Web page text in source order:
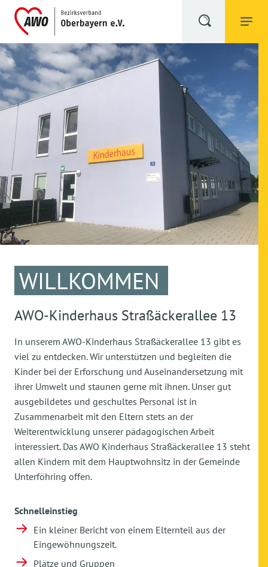
WILLKOMMEN
AWO-Kinderhaus Straßäckerallee 13
In unserem AWO-Kinderhaus Straßäckerallee 13 gibt es
viel zu entdecken. Wir unterstützen und begleiten die
Kinder bei der Erforschung und Auseinandersetzung mit
ihrer Umwelt und staunen gerne mit ihnen. Unser gut
ausgebildetes und geschultes Personal ist in
Zusammenarbeit mit den Eltern stets an der
Weiterentwicklung unserer pädagogischen Arbeit
interessiert. Das AWO Kinderhaus Straßäckerallee 13 steht
allen Kindern mit dem Hauptwohnsitz in der Gemeinde
Unterföhring offen.
Schnelleinstieg
Ein kleiner Bericht von einem Elternteil aus der
Eingewöhnungszeit.
Plätze und Gruppen